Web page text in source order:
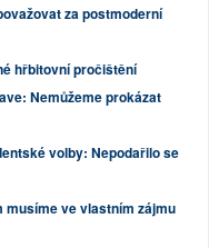
za postmoderní
hřbitovní pročištění
Nemůžeme prokázat
volby: Nepodařilo se
ve vlastním zájmu